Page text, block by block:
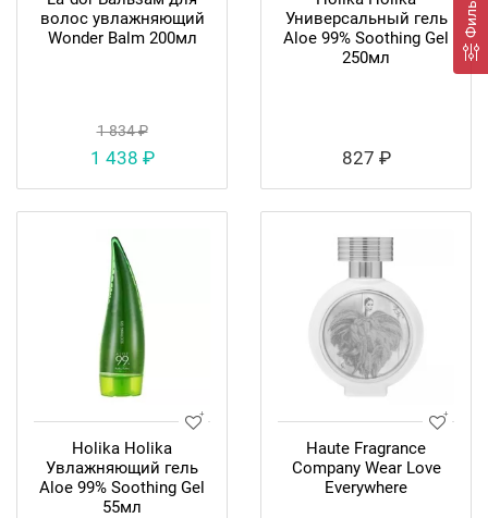
волос увлажняющий
Wonder Balm 200мл
1 834 ₽
1 438 ₽
Универсальный гель
Aloe 99% Soothing Gel
250мл
827 ₽
Holika Holika
Увлажняющий гель
Aloe 99% Soothing Gel
55мл
Haute Fragrance
Company Wear Love
Everywhere